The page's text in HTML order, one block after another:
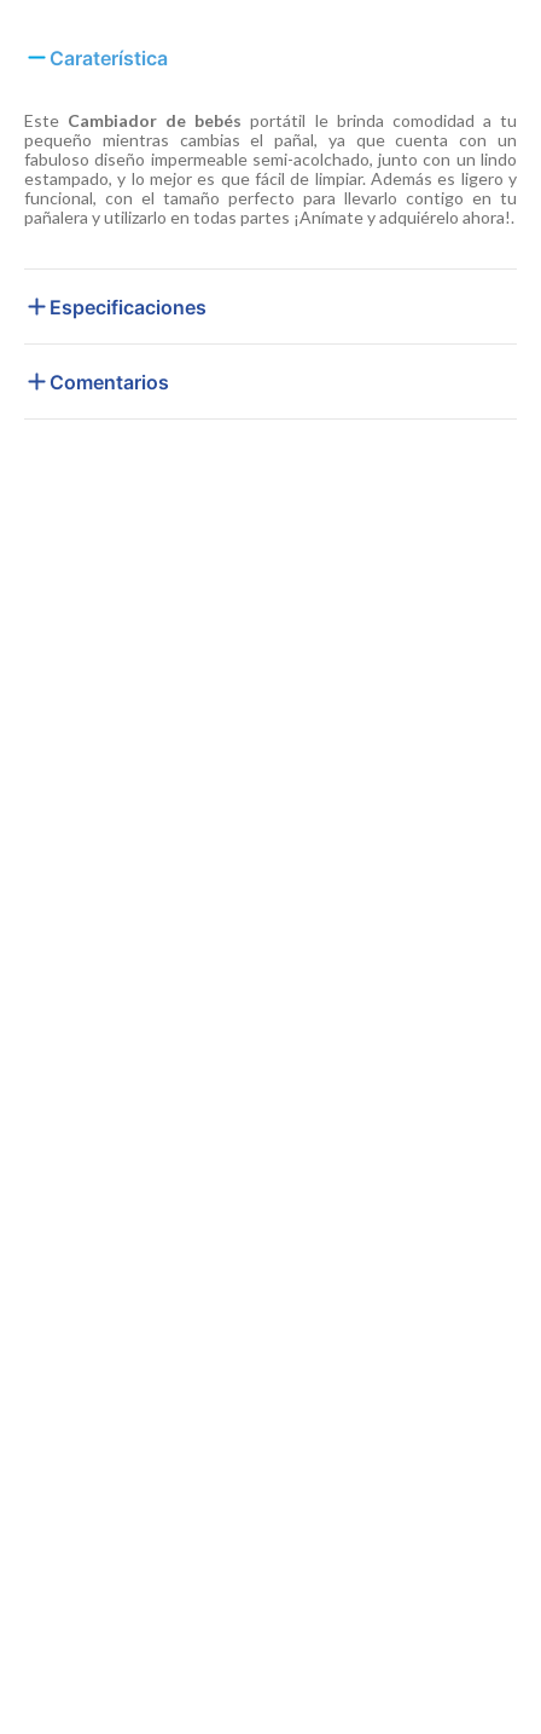
Caraterística
Este Cambiador de bebés portátil le brinda comodidad a tu
pequeño mientras cambias el pañal, ya que cuenta con un
fabuloso diseño impermeable semi-acolchado, junto con un lindo
estampado, y lo mejor es que fácil de limpiar. Además es ligero y
funcional, con el tamaño perfecto para llevarlo contigo en tu
pañalera y utilizarlo en todas partes ¡Anímate y adquiérelo ahora!.
Especificaciones
Comentarios